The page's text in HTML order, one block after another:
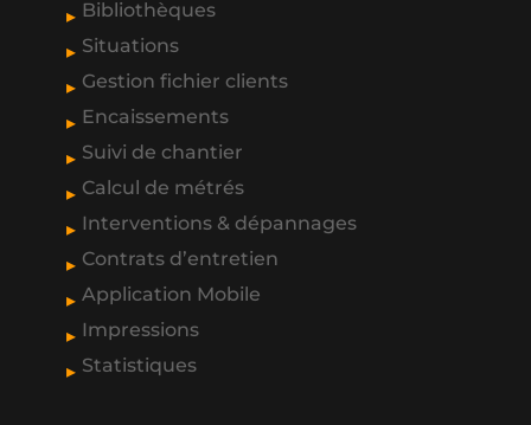
Bibliothèques
Situations
Gestion fichier clients
Encaissements
Suivi de chantier
Calcul de métrés
Interventions & dépannages
Contrats d’entretien
Application Mobile
Impressions
Statistiques